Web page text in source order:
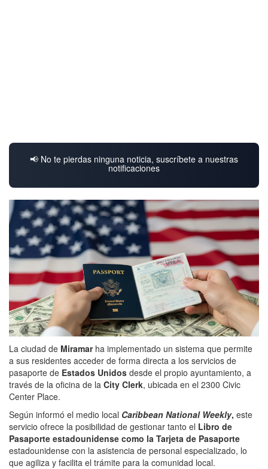
📢 No te pierdas ninguna noticia, suscríbete a nuestras
notificaciones
La ciudad de Miramarha implementado un sistema que permite
a sus residentes acceder de forma directa a los servicios de
pasaporte de Estados Unidos desde el propio ayuntamiento, a
través de la oficina de la City Clerk, ubicada en el 2300 Civic
Center Place.
Según informó el medio local Caribbean National Weekly, este
servicio ofrece la posibilidad de gestionar tanto el Libro de
Pasaporte estadounidense como la Tarjeta de Pasaporte
estadounidense con la asistencia de personal especializado, lo
que agiliza y facilita el trámite para la comunidad local.